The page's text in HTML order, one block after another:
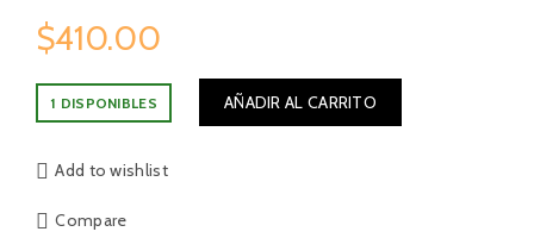
$410.00
1 DISPONIBLES AÑADIR AL CARRITO
Add to wishlist
Compare